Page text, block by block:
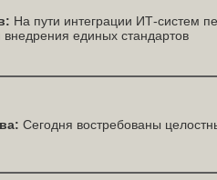
На пути интеграции ИТ-систем
внедрения единых стандартов
Сегодня востребованы